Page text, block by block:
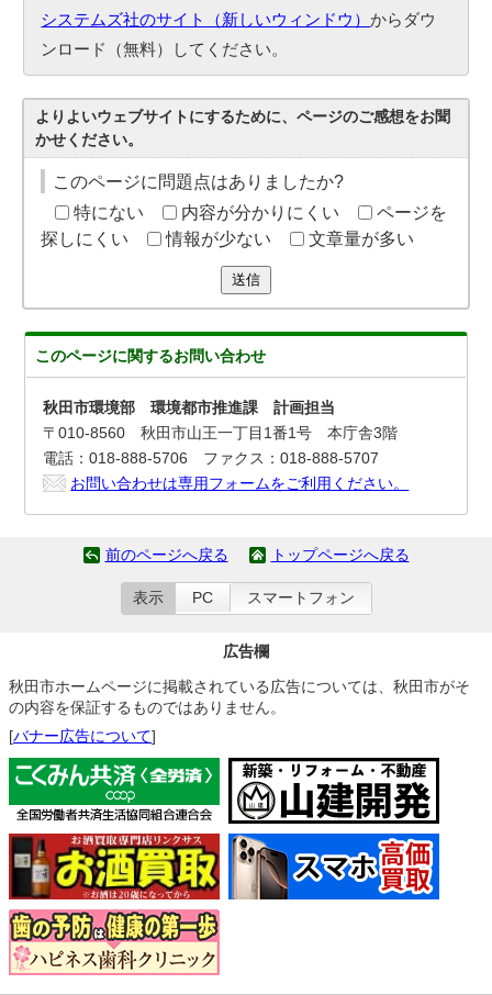
システムズ社のサイト（新しいウィンドウ）からダウ
ンロード（無料）してください。
よりよいウェブサイトにするために、ページのご感想をお聞
かせください。
このページに問題点はありましたか?
特にない
内容が分かりにくい
ページを
探しにくい
情報が少ない 文章量が多い
送信
このページに関するお問い合わせ
秋田市環境部 環境都市推進課 計画担当
〒010-8560 秋田市山王一丁目1番1号 本庁舎3階
電話：018-888-5706 ファクス：018-888-5707
お問い合わせは専用フォームをご利用ください。
前のページへ戻る トップページへ戻る
表示 PC スマートフォン
広告欄
秋田市ホームページに掲載されている広告については、秋田市がそ
の内容を保証するものではありません。
[バナー広告について]